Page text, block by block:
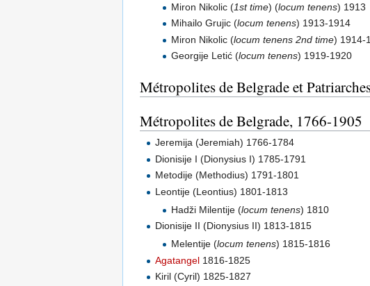
Miron Nikolic (1st time) (locum tenens) 1913
Mihailo Grujic (locum tenens) 1913-1914
Miron Nikolic (locum tenens 2nd time) 1914-
Georgije Letić (locum tenens) 1919-1920
Métropolites de Belgrade et
Métropolites de Belgrade, 1766-1905
Jeremija (Jeremiah) 1766-1784
Dionisije I (Dionysius I) 1785-1791
Metodije (Methodius) 1791-1801
Leontije (Leontius) 1801-1813
Hadži Milentije (locum tenens) 1810
Dionisije II (Dionysius II) 1813-1815
Melentije (locum tenens) 1815-1816
Agatangel 1816-1825
Kiril (Cyril) 1825-1827